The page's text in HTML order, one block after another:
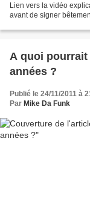
Lien vers la vidéo
avant de signer
A quoi
années ?
Publié le 24/11/2011 à
Par Mike Da Funk